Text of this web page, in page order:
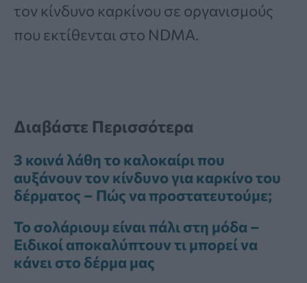
τον κίνδυνο καρκίνου σε οργανισμούς
που εκτίθενται στο NDMA.
Διαβάστε Περισσότερα
3 κοινά λάθη το καλοκαίρι που
αυξάνουν τον κίνδυνο για καρκίνο του
δέρματος – Πώς να προστατευτούμε;
Το σολάριουμ είναι πάλι στη μόδα –
Ειδικοί αποκαλύπτουν τι μπορεί να
κάνει στο δέρμα μας